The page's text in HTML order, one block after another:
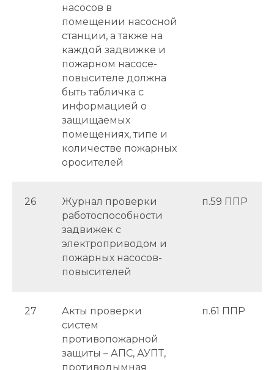
насосов в
помещении насосной
станции, а также на
каждой задвижке и
пожарном насосе-
повысителе должна
быть табличка с
информацией о
защищаемых
помещениях, типе и
количестве пожарных
оросителей
26
Журнал проверки
работоспособности
задвижек с
электроприводом и
пожарных насосов-
повысителей
п.59 ППР
27
Акты проверки
систем
противопожарной
защиты – АПС, АУПТ,
противодымная
п.61 ППР